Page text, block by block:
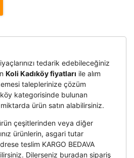
tedarik edebileceğiniz
Koli Kadıköy fiyatları ile alım
taleplerinize çözüm
kategorisinde bulunan
ürün satın alabilirsiniz.
çeşitlerinden veya diğer
ürünlerin, asgari tutar
teslim KARGO BEDAVA
Dilerseniz buradan sipariş